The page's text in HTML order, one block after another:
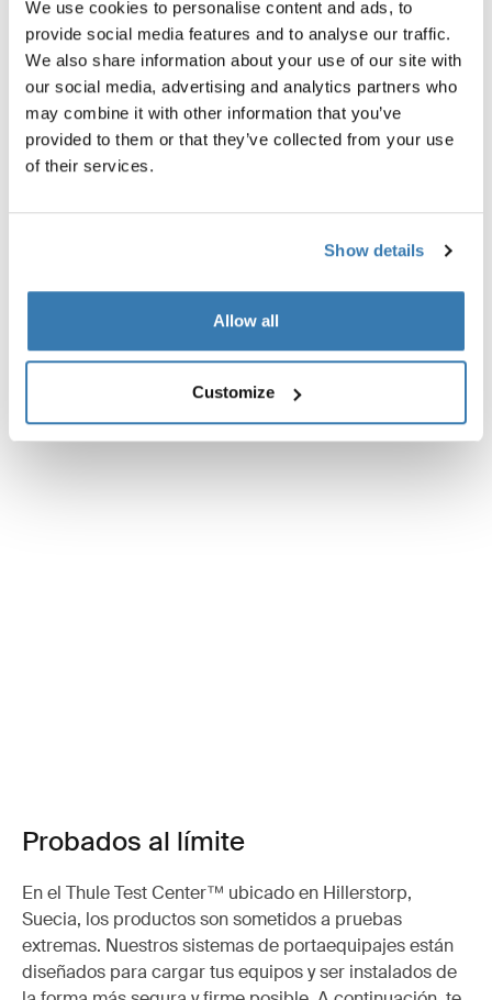
We use cookies to personalise content and ads, to
provide social media features and to analyse our traffic.
We also share information about your use of our site with
our social media, advertising and analytics partners who
may combine it with other information that you’ve
provided to them or that they’ve collected from your use
of their services.
Show details
Allow all
Customize
Toggle guides and instructions
Instrucciones
Toggle overview
Reseñas
Probados al límite
En el Thule Test Center™ ubicado en Hillerstorp,
Suecia, los productos son sometidos a pruebas
extremas. Nuestros sistemas de portaequipajes están
diseñados para cargar tus equipos y ser instalados de